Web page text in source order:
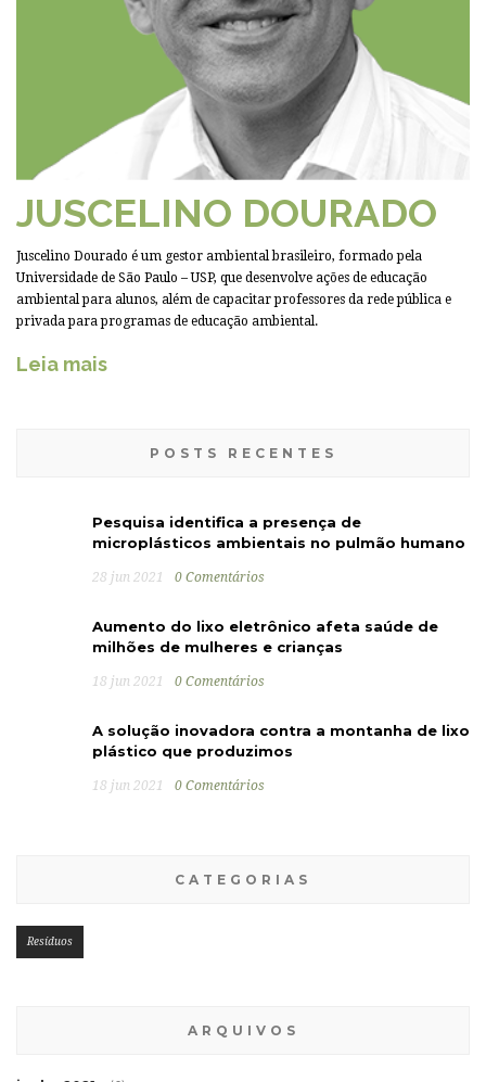
JUSCELINO DOURADO
Juscelino Dourado é um gestor ambiental brasileiro, formado pela
Universidade de São Paulo – USP, que desenvolve ações de educação
ambiental para alunos, além de capacitar professores da rede pública e
privada para programas de educação ambiental.
Leia mais
POSTS RECENTES
Pesquisa identifica a presença de
microplásticos ambientais no pulmão humano
28 jun 2021 0 Comentários
Aumento do lixo eletrônico afeta saúde de
milhões de mulheres e crianças
18 jun 2021 0 Comentários
A solução inovadora contra a montanha de lixo
plástico que produzimos
18 jun 2021 0 Comentários
CATEGORIAS
Resíduos
ARQUIVOS